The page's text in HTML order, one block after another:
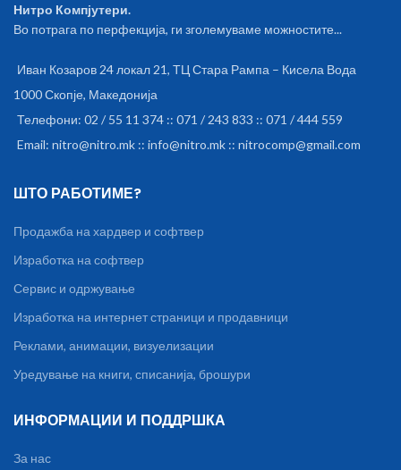
Нитро Компјутери.
Во потрага по перфекција, ги зголемуваме можностите...
Иван Козаров 24 локал 21, ТЦ Стара Рампа – Кисела Вода
1000 Скопје, Македонија
Телефони: 02 / 55 11 374 :: 071 / 243 833 :: 071 / 444 559
Email: nitro@nitro.mk :: info@nitro.mk :: nitrocomp@gmail.com
ШТО РАБОТИМЕ?
Продажба на хардвер и софтвер
Изработка на софтвер
Сервис и одржување
Изработка на интернет страници и продавници
Реклами, анимации, визуелизации
Уредување на книги, списанија, брошури
ИНФОРМАЦИИ И ПОДДРШКА
За нас